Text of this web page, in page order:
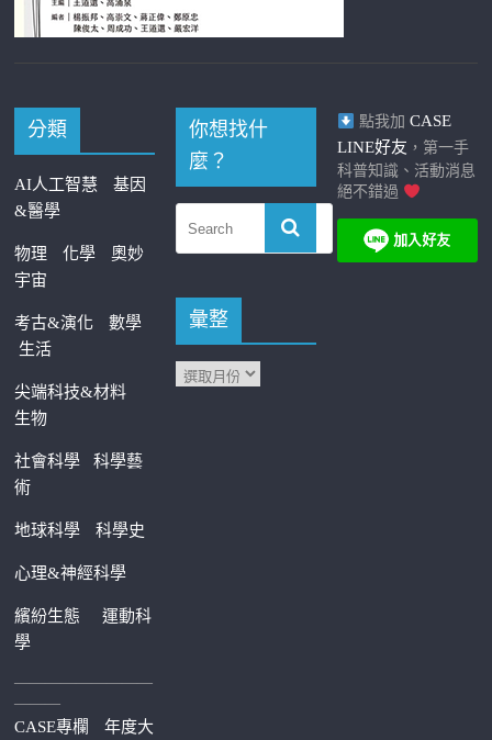
分類
AI人工智慧
基因
&醫學
物理 化學
奧妙
宇宙
考古&演化
數學
生活
尖端科技&材料
生物
社會科學科學藝
術
地球科學 科學史
心理&神經科學
繽紛生態運動科
學
—————————
———
CASE專欄 年度大
你想找什
麼？
彙整
點我加 CASE
LINE好友 ，第一手
科普知識、活動消息
絕不錯過